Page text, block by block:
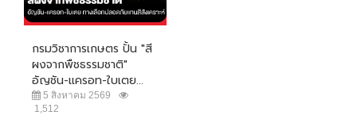
กรมวิชาการเกษตร ปั้น "สี
ผงจากพืชธรรมชาติ"
อัญชัน-แครอท-ใบเตย...
5 สิงหาคม 2569
1,512